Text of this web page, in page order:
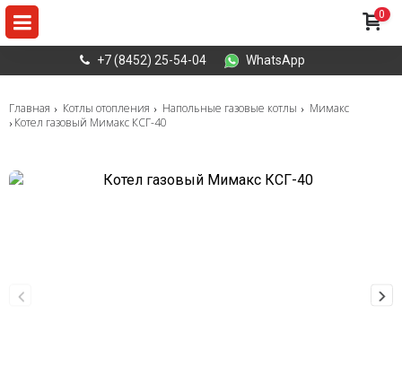
+7 (8452) 25-54-04 WhatsApp
0
Главная Котлы отопления Напольные газовые котлы
Мимакс
Котел газовый Мимакс КСГ-40